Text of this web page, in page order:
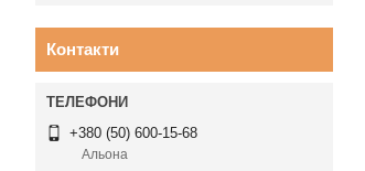
Контакти
+380 (50) 600-15-68
Альона